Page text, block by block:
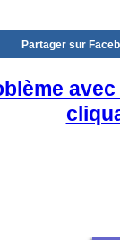
Partager sur